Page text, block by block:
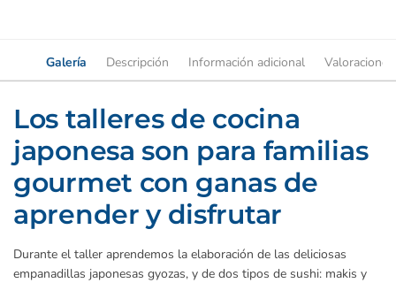
Galería Descripción Información adicional Valoraciones
Los talleres de cocina
japonesa son para familias
gourmet con ganas de
aprender y disfrutar
Durante el taller aprendemos la elaboración de las deliciosas
empanadillas japonesas gyozas, y de dos tipos de sushi: makis y